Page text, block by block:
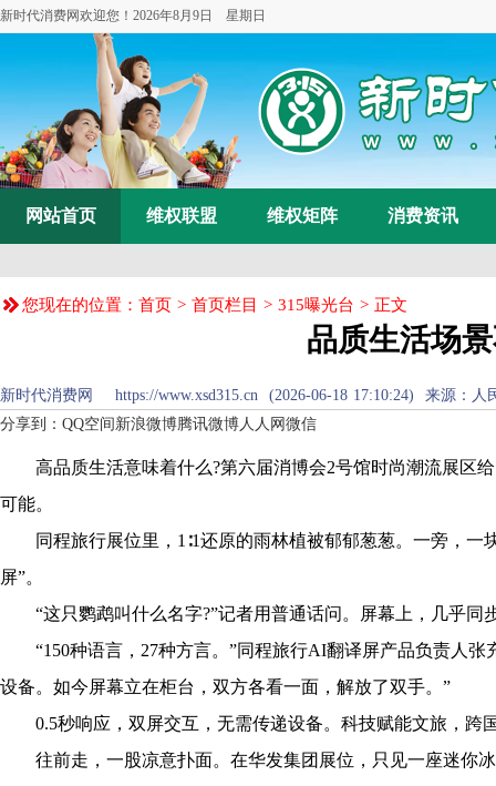
新时代消费网欢迎您！ 2026年8月9日 星期日
网站首页 维权联盟 维权矩阵 消费资讯
您现在的位置： 首页 > 首页栏目 > 315曝光台 > 正文
品质生活场
新时代消费网 https://www.xsd315.cn (2026-06-18 17:10:24) 来
分享到： QQ空间 新浪微博腾讯微博人人网 微信
高品质生活意味着什么?第六届消博会2号馆时尚潮流展区
可能。
同程旅行展位里，1∶1还原的雨林植被郁郁葱葱。一旁，一
屏”。
“这只鹦鹉叫什么名字?”记者用普通话问。屏幕上，几乎同
“150种语言，27种方言。”同程旅行AI翻译屏产品负责人张
设备。如今屏幕立在柜台，双方各看一面，解放了双手。”
0.5秒响应，双屏交互，无需传递设备。科技赋能文旅，跨
往前走，一股凉意扑面。在华发集团展位，只见一座迷你